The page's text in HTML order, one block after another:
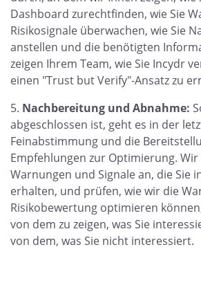
Dashboard zurechtfinden, wie Sie
Risikosignale überwachen, wie Sie
anstellen und die benötigten
zeigen Ihrem Team, wie Sie Incydr
einen "Trust but Verify"-Ansatz zu
Nachbereitung und Abnahme:
abgeschlossen ist, geht es in der
Feinabstimmung und die
Empfehlungen zur Optimierung.
Warnungen und Signale an, die Sie
erhalten, und prüfen, wie wir die
Risikobewertung optimieren
von dem zu zeigen, was Sie
von dem, was Sie nicht interessiert.